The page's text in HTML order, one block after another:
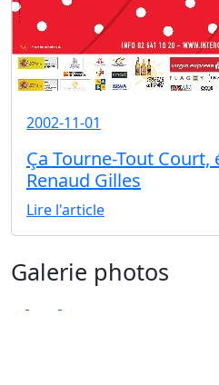
2002-11-01
Ça Tourne-Tout
Renaud Gilles
Lire l'article
Galerie photos